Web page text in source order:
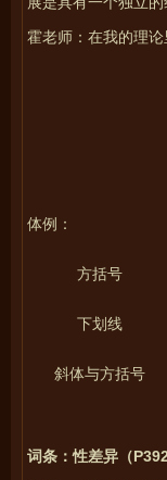
霍老师：在我的理
体例：
方括号
下划线
斜体与方括号
词条：性差异（P392